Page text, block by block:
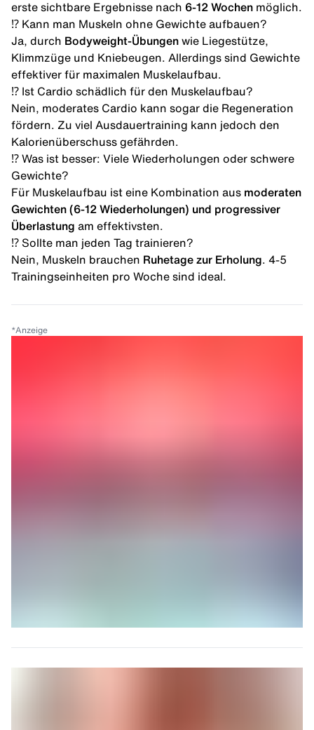
erste sichtbare Ergebnisse nach 6-12 Wochen möglich.
⁉️ Kann man Muskeln ohne Gewichte aufbauen?
Ja, durch Bodyweight-Übungen wie Liegestütze,
Klimmzüge und Kniebeugen. Allerdings sind Gewichte
effektiver für maximalen Muskelaufbau.
⁉️ Ist Cardio schädlich für den Muskelaufbau?
Nein, moderates Cardio kann sogar die Regeneration
fördern. Zu viel Ausdauertraining kann jedoch den
Kalorienüberschuss gefährden.
⁉️ Was ist besser: Viele Wiederholungen oder schwere
Gewichte?
Für Muskelaufbau ist eine Kombination aus moderaten
Gewichten (6-12 Wiederholungen) und progressiver
Überlastung am effektivsten.
⁉️ Sollte man jeden Tag trainieren?
Nein, Muskeln brauchen Ruhetage zur Erholung . 4-5
Trainingseinheiten pro Woche sind ideal.
*Anzeige